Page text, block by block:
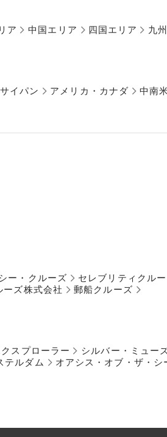
ア 中国エリア 四国エリア 九
イパン アメリカ・カナダ 中南
ー・クルーズ セレブリティクル
ーズ株式会社 郵船クルーズ
スプローラー シルバー・ミュー
テルダム オアシス・オブ・ザ・シ